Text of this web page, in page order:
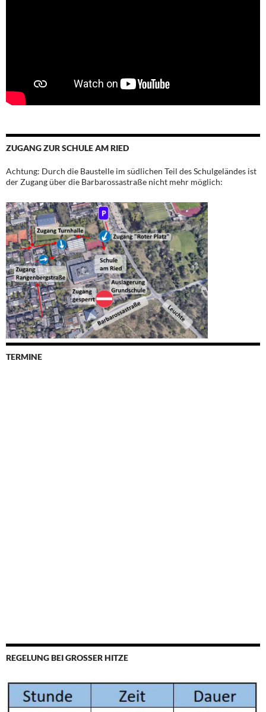
ZUGANG ZUR SCHULE AM RIED
Achtung: Durch die Baustelle im südlichen Teil des Schulgeländes ist
der Zugang über die Barbarossastraße nicht mehr möglich:
TERMINE
REGELUNG BEI GROSSER HITZE